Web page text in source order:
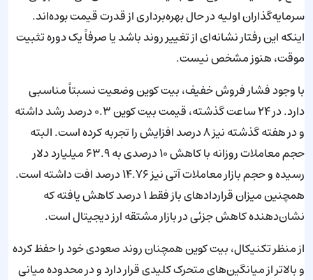
سرمایه‌گذاران اولیه در حال بهره‌برداری از قدرت قیمت بوده‌اند.
اینکه این رفتار نشانه‌ای از تغییر روند باشد یا صرفاً یک دوره تثبیت
موقت، هنوز مشخص نیست.
با وجود فشار فروش خفیف، بیت کوین وضعیت نسبتاً مناسبی
دارد. در ۲۴ ساعت گذشته، قیمت بیت کوین ۰.۳ درصد رشد داشته
و در هفته گذشته نیز ۸ درصد افزایش را تجربه کرده است. البته
حجم معاملات روزانه با کاهش ۱۰ درصدی به ۶۳.۹ میلیارد دلار
رسیده و حجم بازار معاملات آتی نیز ۱۴.۷۶ درصد افت داشته است.
همچنین میزان قراردادهای باز فقط ۱ درصد کاهش یافته که
نشان‌دهنده کاهش جزئی در بازار مشتقه ارز دیجیتال است.
از منظر تکنیکال، بیت کوین همچنان روند صعودی خود را حفظ کرده
و بالاتر از میانگین‌های متحرک کلیدی قرار دارد و در محدوده میانی